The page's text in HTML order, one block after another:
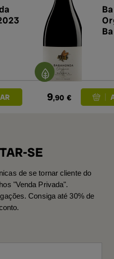
9,90 €
SE
de se tornar cliente do
"Venda Privada".
Consiga até 30% de